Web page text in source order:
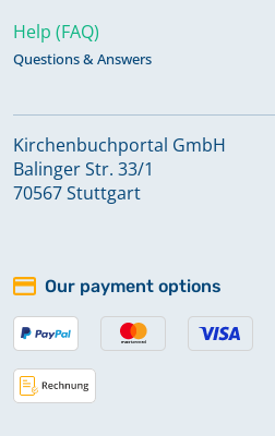
Taufen 1812-1823
Taufen 1822-1831
Taufen 1843-1852
Help (FAQ)
Questions & Answers
Kirchenbuchportal GmbH
Balinger Str. 33/1
70567 Stuttgart
Our payment options